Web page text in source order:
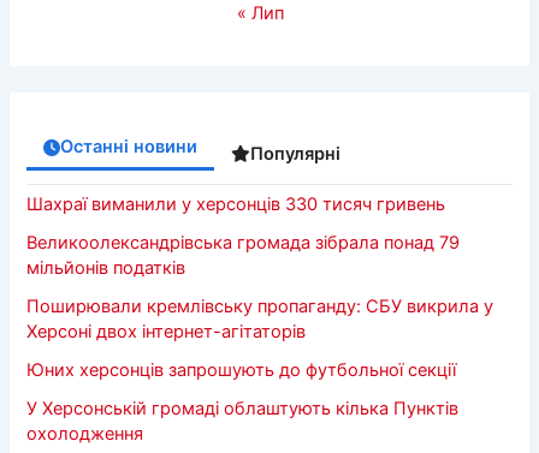
« Лип
Останні новини Популярні
Шахраї виманили у херсонців 330 тисяч гривень
Великоолександрівська громада зібрала понад 79
мільйонів податків
Поширювали кремлівську пропаганду: СБУ викрила у
Херсоні двох інтернет-агітаторів
Юних херсонців запрошують до футбольної секції
У Херсонській громаді облаштують кілька Пунктів
охолодження